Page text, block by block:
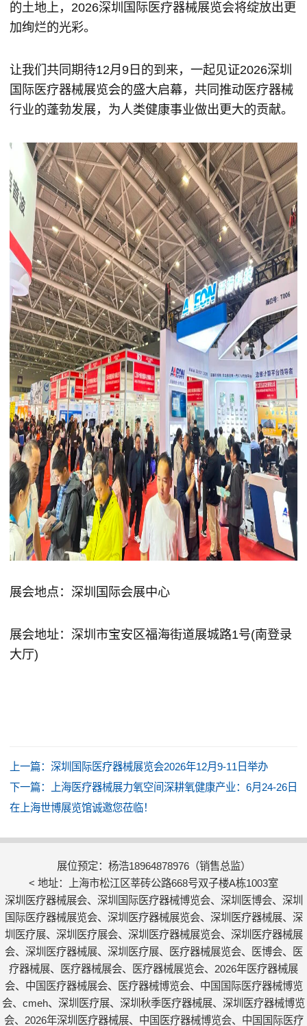
的土地上，2026深圳国际医疗器械展览会将绽放出更
加绚烂的光彩。
让我们共同期待12月9日的到来，一起见证2026深圳
国际医疗器械展览会的盛大启幕，共同推动医疗器械
行业的蓬勃发展，为人类健康事业做出更大的贡献。
展会地点：深圳国际会展中心
展会地址：深圳市宝安区福海街道展城路1号(南登录
大厅)
上一篇： 深圳国际医疗器械展览会2026年12月9-11日举办
下一篇：
上海医疗器械展力氧空间深耕氧健康产业：6月24-26日
在上海世博展览馆诚邀您莅临！
展位预定：杨浩18964878976（销售总监）
< 地址：上海市松江区莘砖公路668号双子楼A栋1003室
深圳医疗器械展会、深圳国际医疗器械博览会、深圳医博会、深圳
国际医疗器械展览会、深圳医疗器械展览会、深圳医疗器械展、深
圳医疗展、深圳医疗展会、深圳医疗器械展览会、深圳医疗器械展
会、深圳医疗器械展、深圳医疗展、医疗器械展览会、医博会、医
疗器械展、医疗器械展会、医疗器械展览会、2026年医疗器械展
会、中国医疗器械展会、医疗器械博览会、中国国际医疗器械博览
会、cmeh、深圳医疗展、深圳秋季医疗器械展、深圳医疗器械博览
会、2026年深圳医疗器械展、中国医疗器械博览会、中国国际医疗